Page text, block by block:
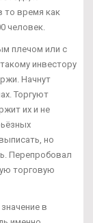
то время как
человек.
плечом или с
инвестору
Начнут
Торгуют
их и не
но
Перепробовал
торговую
в